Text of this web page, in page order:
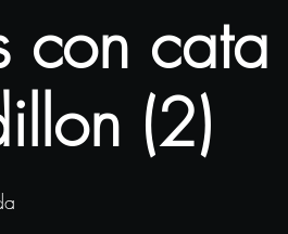
con
(2)